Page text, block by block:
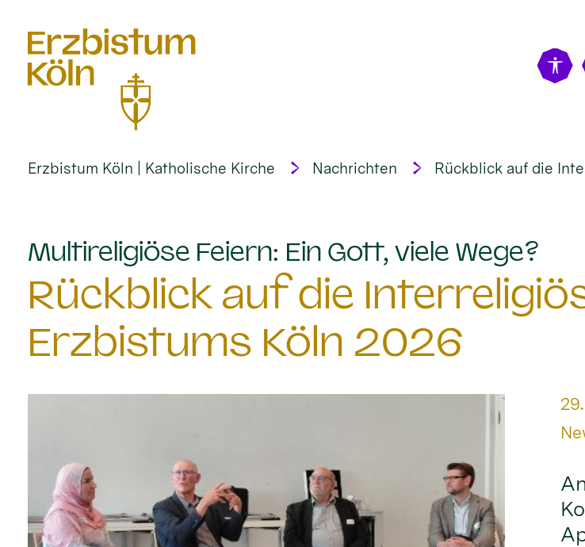
Erzbistum Köln | Katholische Kirche Nachrichten Rückblick auf die
Multireligiöse Feiern: Ein Gott, viele Wege?
Rückblick auf die
Erzbistums Köln 2026